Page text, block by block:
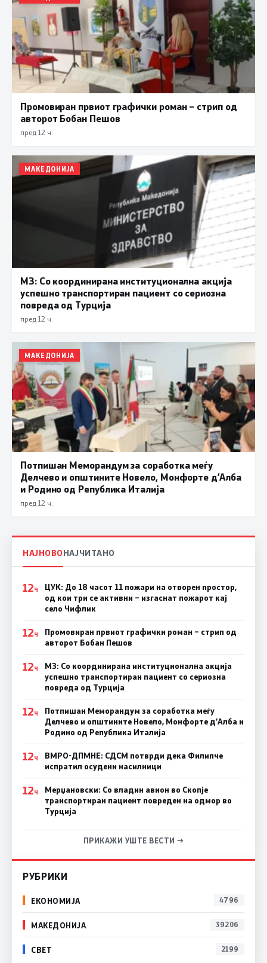
Промовиран првиот графички роман – стрип од
авторот Бобан Пешов
пред 12 ч.
МАКЕДОНИЈА
МЗ: Со координирана институционална акција
успешно транспортиран пациент со сериозна
повреда од Турција
пред 12 ч.
МАКЕДОНИЈА
Потпишан Меморандум за соработка меѓу
Делчево и општините Новело, Монфорте д’Алба
и Родино од Република Италија
пред 12 ч.
НАЈНОВОНАЈЧИТАНО
12Ч
ЦУК: До 18 часот 11 пожари на отворен простор,
од кои три се активни – изгаснат пожарот кај
село Чифлик
12Ч
Промовиран првиот графички роман – стрип од
авторот Бобан Пешов
12Ч
МЗ: Со координирана институционална акција
успешно транспортиран пациент со сериозна
повреда од Турција
12Ч
Потпишан Меморандум за соработка меѓу
Делчево и општините Новело, Монфорте д’Алба и
Родино од Република Италија
12Ч
ВМРО-ДПМНЕ: СДСM потврди дека Филипче
испратил осудени насилници
12Ч
Мерџановски: Со владин авион во Скопје
транспортиран пациент повреден на одмор во
Турција
ПРИКАЖИ УШТЕ ВЕСТИ →
РУБРИКИ
ЕКОНОМИЈА 4796
МАКЕДОНИЈА 39206
СВЕТ 2199